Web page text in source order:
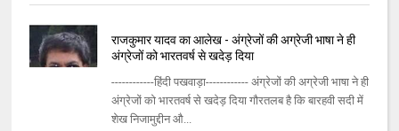
राजकुमार यादव का आलेख - अंग्रेजों की अग्रेजी भाषा ने ही
अंग्रेजों को भारतवर्ष से खदेड़ दिया
------------हिंदी पखवाड़ा------------ अंग्रेजों की अग्रेजी भाषा ने ही
अंग्रेजों को भारतवर्ष से खदेड़ दिया गौरतलब है कि बारहवी सदी में
शेख निजामुद्दीन औ...